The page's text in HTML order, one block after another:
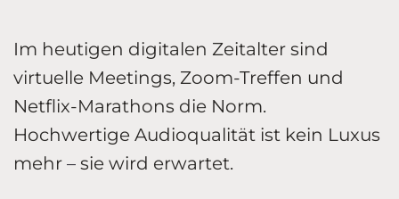
Im heutigen digitalen Zeitalter sind
virtuelle Meetings, Zoom-Treffen und
Netflix-Marathons die Norm.
Hochwertige Audioqualität ist kein Luxus
mehr – sie wird erwartet.